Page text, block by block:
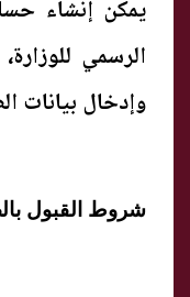
يمكن إنشاء
الرسمي
وإدخال بيانات
شروط القبول